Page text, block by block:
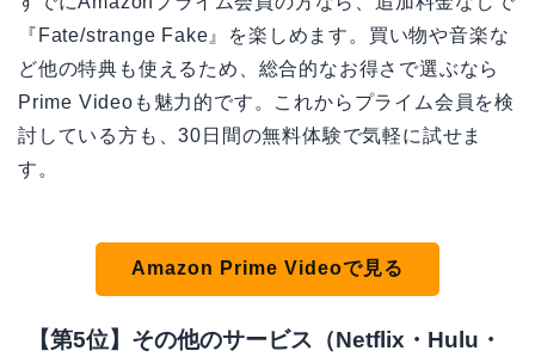
『Fate/strange Fake』を楽しめます。買い物や音楽な
ど他の特典も使えるため、総合的なお得さで選ぶなら
Prime Videoも魅力的です。これからプライム会員を検
討している方も、30日間の無料体験で気軽に試せま
す。
Amazon Prime Videoで見る
【第5位】その他のサービス（Netflix・Hulu・